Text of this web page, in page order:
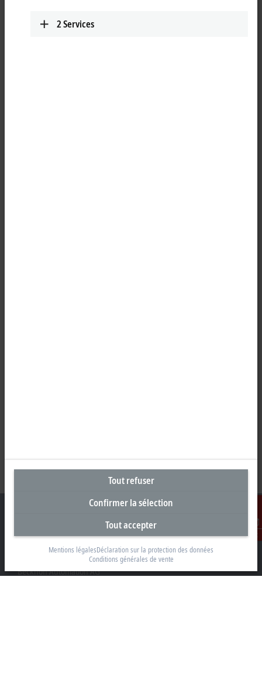
Contact
Siège social Suisse
Beckhoff Automation AG
2Services
Tout refuser
Confirmer la sélection
Tout accepter
Mentions légalesDéclaration sur la protection des données
Conditions générales de vente